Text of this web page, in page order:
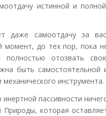
истинной и
даже самоотдачу за
момент, до тех пор, пока
полностью отозвать
быть самостоятельной
инструмента.
пассивности
Природы, которая